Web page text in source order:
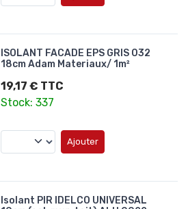
ISOLANT FACADE EPS GRIS 032
18cm Adam Materiaux/ 1m²
19,17 € TTC
Stock: 337
Ajouter
Isolant PIR IDELCO UNIVERSAL